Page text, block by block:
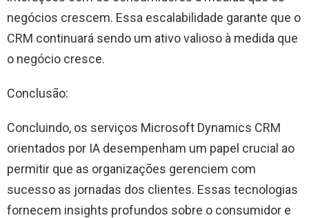
negócios crescem. Essa escalabilidade garante que o
CRM continuará sendo um ativo valioso à medida que
o negócio cresce.
Conclusão:
Concluindo, os serviços Microsoft Dynamics CRM
orientados por IA desempenham um papel crucial ao
permitir que as organizações gerenciem com
sucesso as jornadas dos clientes. Essas tecnologias
fornecem insights profundos sobre o consumidor e